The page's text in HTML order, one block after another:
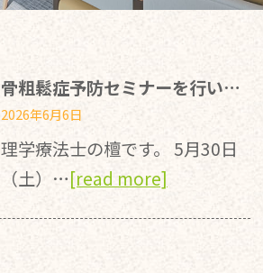
骨粗鬆症予防セミナーを行いました！
2026年6月6日
理学療法士の檀です。 5月30日
（土）…[read more]